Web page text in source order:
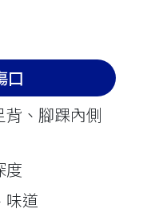
口
、腳踝內側
度
味道